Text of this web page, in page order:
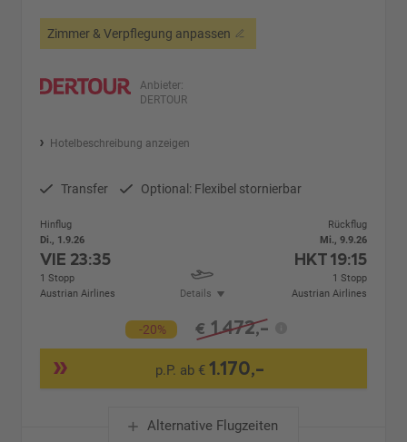
Zimmer & Verpflegung anpassen
Anbieter:
DERTOUR
Hotelbeschreibung anzeigen
Transfer Optional: Flexibel stornierbar
Hinflug
Di., 1.9.26
VIE 23:35
1 Stopp
Austrian Airlines
Details
Rückflug
Mi., 9.9.26
HKT19:15
1 Stopp
Austrian Airlines
-20% € 1.472,-
p.P. ab €1.170,-
Alternative Flugzeiten